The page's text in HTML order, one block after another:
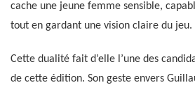
cache une jeune femme sensible,
tout en gardant une vision claire du jeu.
Cette dualité fait d’elle l’une des
de cette édition. Son geste envers